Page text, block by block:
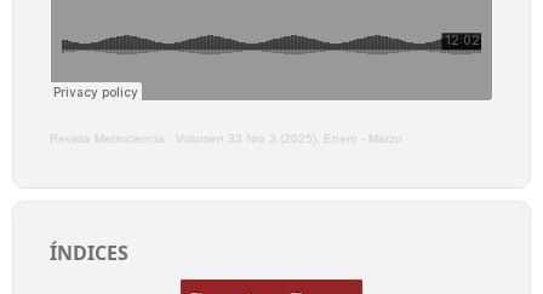
Revista Metrociencia · Volumen 33 Nro 3 (2025), Enero - Marzo
ÍNDICES